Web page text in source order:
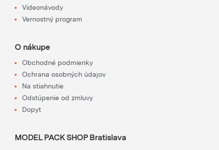
Videonávody
Vernostný program
O nákupe
Obchodné podmienky
Ochrana osobných údajov
Na stiahnutie
Odstúpenie od zmluvy
Dopyt
MODEL PACK SHOP Bratislava